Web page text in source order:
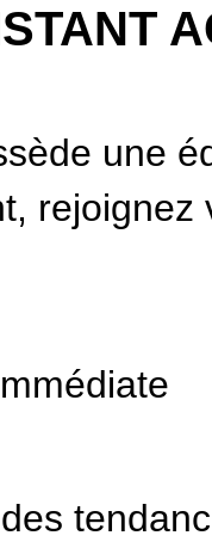
une
rejoignez